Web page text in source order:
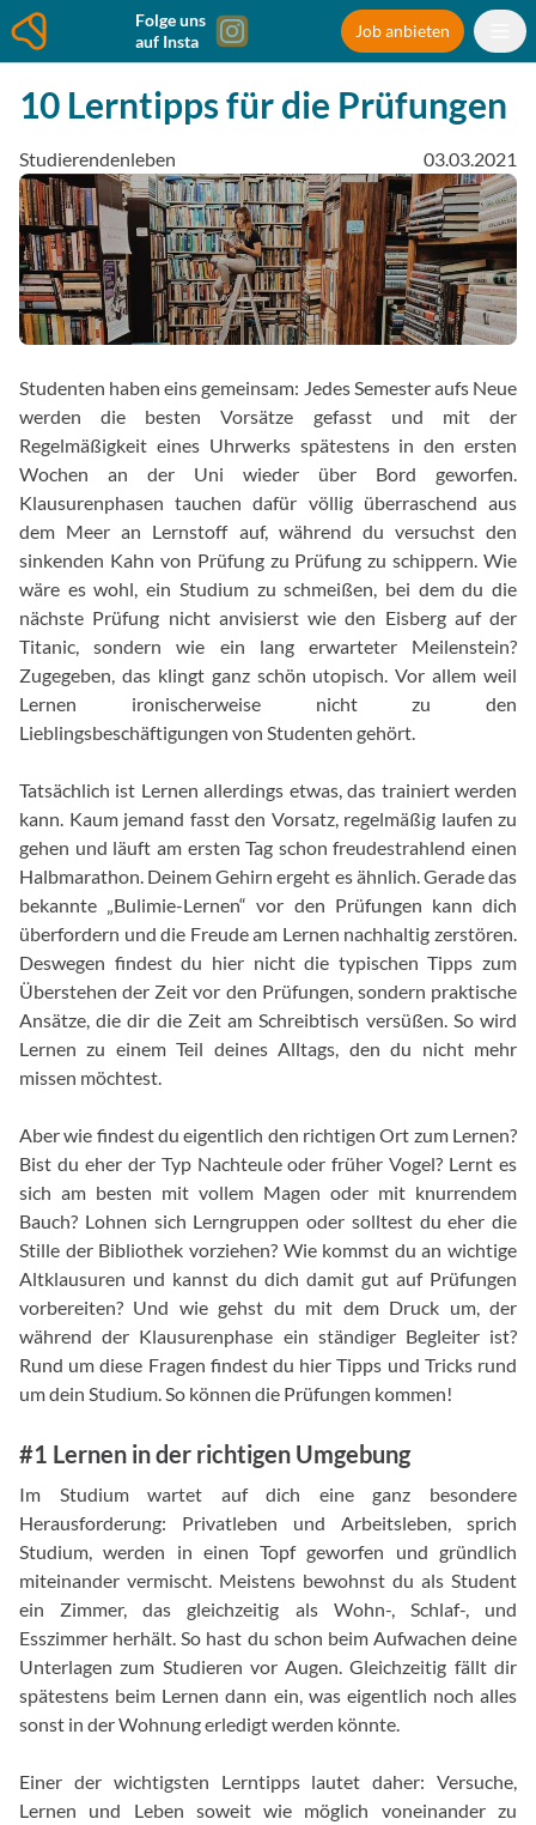
Folge uns
auf Insta
Job anbieten
10 Lerntipps für die Prüfungen
Studierendenleben 03.03.2021
Studenten haben eins gemeinsam: Jedes Semester aufs Neue
werden die besten Vorsätze gefasst und mit der
Regelmäßigkeit eines Uhrwerks spätestens in den ersten
Wochen an der Uni wieder über Bord geworfen.
Klausurenphasen tauchen dafür völlig überraschend aus
dem Meer an Lernstoff auf, während du versuchst den
sinkenden Kahn von Prüfung zu Prüfung zu schippern. Wie
wäre es wohl, ein Studium zu schmeißen, bei dem du die
nächste Prüfung nicht anvisierst wie den Eisberg auf der
Titanic, sondern wie ein lang erwarteter Meilenstein?
Zugegeben, das klingt ganz schön utopisch. Vor allem weil
Lernen ironischerweise nicht zu den
Lieblingsbeschäftigungen von Studenten gehört.
Tatsächlich ist Lernen allerdings etwas, das trainiert werden
kann. Kaum jemand fasst den Vorsatz, regelmäßig laufen zu
gehen und läuft am ersten Tag schon freudestrahlend einen
Halbmarathon. Deinem Gehirn ergeht es ähnlich. Gerade das
bekannte „Bulimie-Lernen“ vor den Prüfungen kann dich
überfordern und die Freude am Lernen nachhaltig zerstören.
Deswegen findest du hier nicht die typischen Tipps zum
Überstehen der Zeit vor den Prüfungen, sondern praktische
Ansätze, die dir die Zeit am Schreibtisch versüßen. So wird
Lernen zu einem Teil deines Alltags, den du nicht mehr
missen möchtest.
Aber wie findest du eigentlich den richtigen Ort zum Lernen?
Bist du eher der Typ Nachteule oder früher Vogel? Lernt es
sich am besten mit vollem Magen oder mit knurrendem
Bauch? Lohnen sich Lerngruppen oder solltest du eher die
Stille der Bibliothek vorziehen? Wie kommst du an wichtige
Altklausuren und kannst du dich damit gut auf Prüfungen
vorbereiten? Und wie gehst du mit dem Druck um, der
während der Klausurenphase ein ständiger Begleiter ist?
Rund um diese Fragen findest du hier Tipps und Tricks rund
um dein Studium. So können die Prüfungen kommen!
#1 Lernen in der richtigen Umgebung
Im Studium wartet auf dich eine ganz besondere
Herausforderung: Privatleben und Arbeitsleben, sprich
Studium, werden in einen Topf geworfen und gründlich
miteinander vermischt. Meistens bewohnst du als Student
ein Zimmer, das gleichzeitig als Wohn-, Schlaf-, und
Esszimmer herhält. So hast du schon beim Aufwachen deine
Unterlagen zum Studieren vor Augen. Gleichzeitig fällt dir
spätestens beim Lernen dann ein, was eigentlich noch alles
sonst in der Wohnung erledigt werden könnte.
Einer der wichtigsten Lerntipps lautet daher: Versuche,
Lernen und Leben soweit wie möglich voneinander zu